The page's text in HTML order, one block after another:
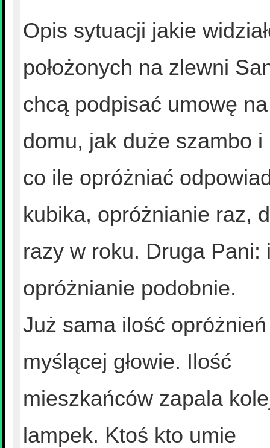
Opis sytuacji jakie
położonych na zlewni
chcą podpisać umowę
domu, jak duże szambo i
co ile opróżniać
kubika, opróżnianie raz,
razy w roku. Druga
opróżnianie podobnie.
Już sama ilość
myślącej głowie. Ilość
mieszkańców zapala
lampek. Ktoś kto umie